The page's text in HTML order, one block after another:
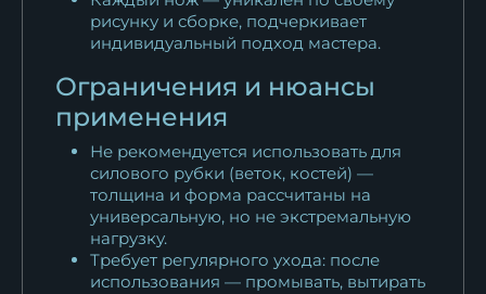
рисунку и сборке, подчеркивает
индивидуальный подход мастера.
Ограничения и нюансы
применения
Не рекомендуется использовать для
силового рубки (веток, костей) —
толщина и форма рассчитаны на
универсальную, но не экстремальную
нагрузку.
Требует регулярного ухода: после
использования — промывать, вытирать